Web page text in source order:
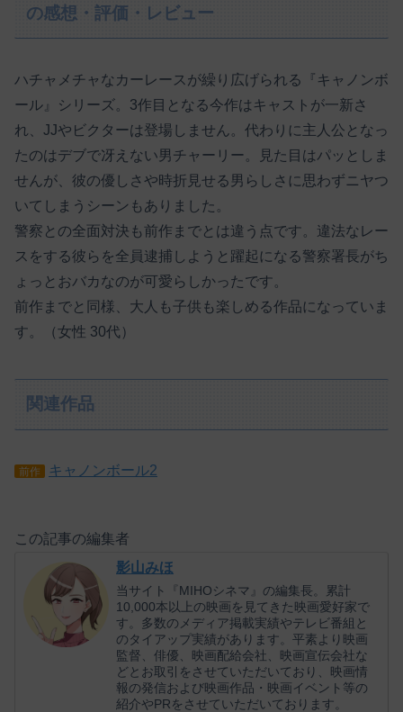
の感想・評価・レビュー
ハチャメチャなカーレースが繰り広げられる『キャノンボ
ール』シリーズ。3作目となる今作はキャストが一新さ
れ、JJやビクターは登場しません。代わりに主人公となっ
たのはデブで冴えない男チャーリー。見た目はパッとしま
せんが、彼の優しさや時折見せる男らしさに思わずニヤつ
いてしまうシーンもありました。
警察との全面対決も前作までとは違う点です。違法なレー
スをする彼らを全員逮捕しようと躍起になる警察署長がち
ょっとおバカなのが可愛らしかったです。
前作までと同様、大人も子供も楽しめる作品になっていま
す。（女性 30代）
関連作品
前作 キャノンボール2
この記事の編集者
影山みほ
当サイト『MIHOシネマ』の編集長。累計
10,000本以上の映画を見てきた映画愛好家で
す。多数のメディア掲載実績やテレビ番組と
のタイアップ実績があります。平素より映画
監督、俳優、映画配給会社、映画宣伝会社な
どとお取引をさせていただいており、映画情
報の発信および映画作品・映画イベント等の
紹介やPRをさせていただいております。